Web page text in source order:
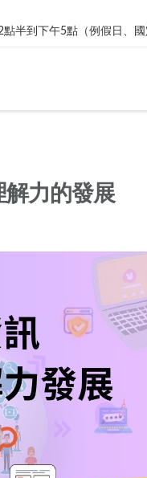
半到下午5點（例假日、國
解力的發展